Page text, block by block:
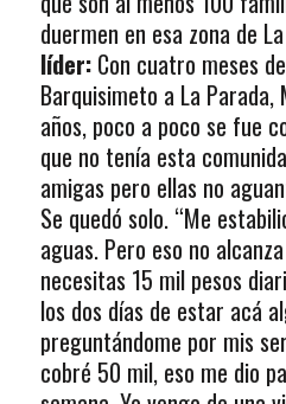
duermen en esa zona de
líder:Con cuatro meses
Barquisimeto a La
años, poco a poco se fue
que no tenía esta
amigas pero ellas no
Se quedó solo. “Me
aguas. Pero eso no
necesitas 15 mil pesos
los dos días de estar acá
preguntándome por mis
cobré 50 mil, eso me dio